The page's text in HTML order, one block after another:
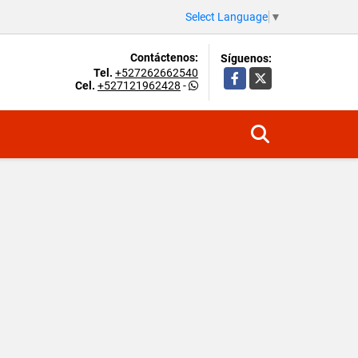
Select Language ▼
Contáctenos:
Tel. +527262662540
Cel. +527121962428 -
Síguenos:
Facebook
X